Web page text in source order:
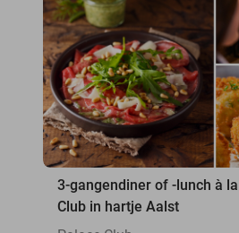
3-gangendiner of -lunch à
Club in hartje Aalst